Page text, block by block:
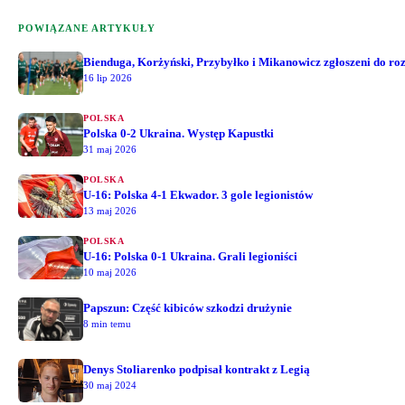
POWIĄZANE ARTYKUŁY
Bienduga, Korżyński, Przybyłko i Mikanowicz zgłoszeni do
16 lip 2026
POLSKA
Polska 0-2 Ukraina. Występ Kapustki
31 maj 2026
POLSKA
U-16: Polska 4-1 Ekwador. 3 gole legionistów
13 maj 2026
POLSKA
U-16: Polska 0-1 Ukraina. Grali legioniści
10 maj 2026
Papszun: Część kibiców szkodzi drużynie
8 min temu
Denys Stoliarenko podpisał kontrakt z Legią
30 maj 2024